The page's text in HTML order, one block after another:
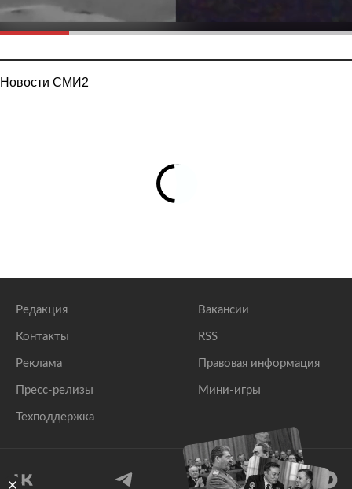
Новости СМИ2
Редакция
Контакты
Реклама
Пресс-релизы
Техподдержка
Вакансии
RSS
Правовая информация
Мини-игры